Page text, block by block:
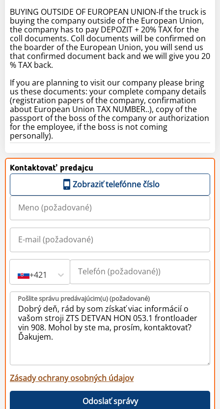
BUYING OUTSIDE OF EUROPEAN UNION-If the truck is
buying the company outside of the European Union,
the company has to pay DEPOZIT + 20% TAX for the
coll documents. Coll documents will be confirmed on
the boarder of the European Union, you will send us
that confirmed document back and we will give you 20
% TAX back.
If you are planning to visit our company please bring
us these documents: your complete company details
(registration papers of the company, confirmation
about European Union TAX NUMBER..), copy of the
passport of the boss of the company or authorization
for the employee, if the boss is not coming
personally).
Kontaktovať predajcu
Zobraziť telefónne číslo
+421
Pošlite správu predávajúcim(u) (požadované)
Zásady ochrany osobných údajov
Odoslať správy